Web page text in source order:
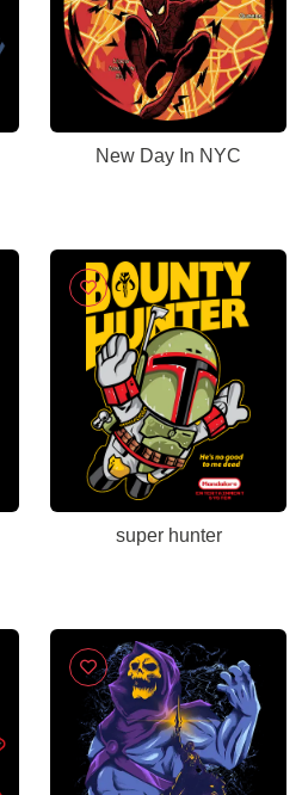
New Day In NYC
super hunter